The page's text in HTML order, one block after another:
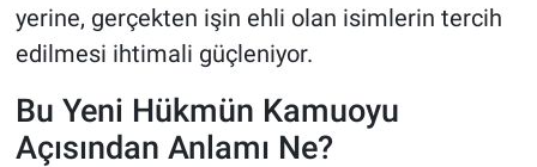
yerine, gerçekten işin ehli olan isimlerin tercih
edilmesi ihtimali güçleniyor.
Bu Yeni Hükmün Kamuoyu
Açısından Anlamı Ne?